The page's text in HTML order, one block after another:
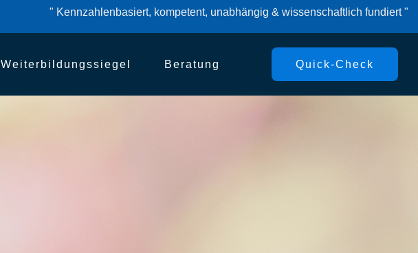
" Kennzahlenbasiert, kompetent, unabhängig & wissenschaftlich fundiert "
Weiterbildungssiegel Beratung Quick-Check